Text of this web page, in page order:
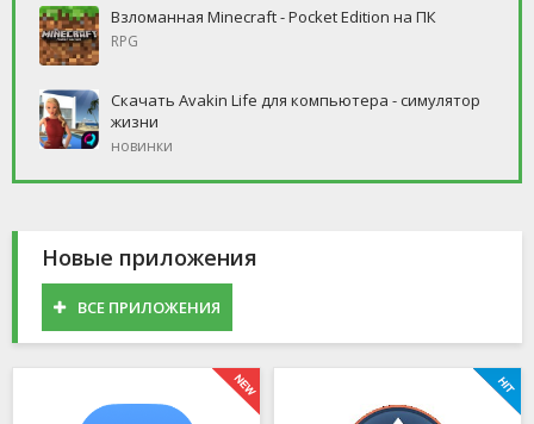
Взломанная Minecraft - Pocket Edition на ПК
RPG
Скачать Avakin Life для компьютера - симулятор
жизни
новинки
Новые приложения
ВСЕ ПРИЛОЖЕНИЯ